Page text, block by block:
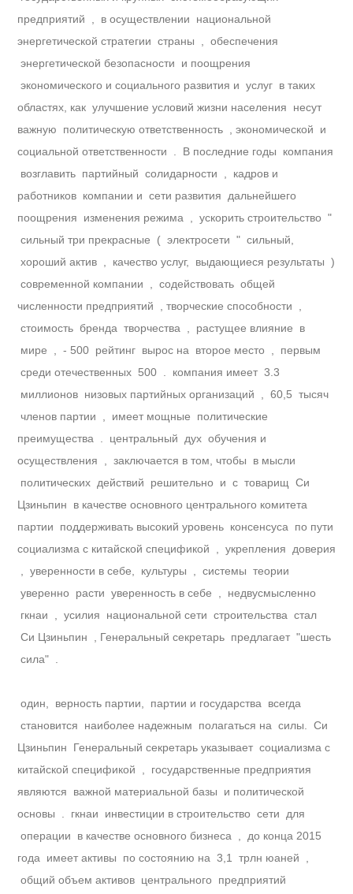
предприятий , в осуществлении национальной
энергетической стратегии страны , обеспечения
энергетической безопасности и поощрения
экономического и социального развития и услуг в таких
областях, как улучшение условий жизни населения несут
важную политическую ответственность , экономической и
социальной ответственности . В последние годы компания
возглавить партийный солидарности , кадров и
работников компании и сети развития дальнейшего
поощрения изменения режима , ускорить строительство "
сильный три прекрасные ( электросети " сильный,
хороший актив , качество услуг, выдающиеся результаты )
современной компании , содействовать общей
численности предприятий , творческие способности ,
стоимость бренда творчества , растущее влияние в
мире , - 500 рейтинг вырос на второе место , первым
среди отечественных 500 . компания имеет 3.3
миллионов низовых партийных организаций , 60,5 тысяч
членов партии , имеет мощные политические
преимущества . центральный дух обучения и
осуществления , заключается в том, чтобы в мысли
политических действий решительно и с товарищ Си
Цзиньпин в качестве основного центрального комитета
партии поддерживать высокий уровень консенсуса по пути
социализма с китайской спецификой , укрепления доверия
, уверенности в себе, культуры , системы теории
уверенно расти уверенность в себе , недвусмысленно
гкнаи , усилия национальной сети строительства стал
Си Цзиньпин , Генеральный секретарь предлагает "шесть
сила" .
один, верность партии, партии и государства всегда
становится наиболее надежным полагаться на силы. Си
Цзиньпин Генеральный секретарь указывает социализма с
китайской спецификой , государственные предприятия
являются важной материальной базы и политической
основы . гкнаи инвестиции в строительство сети для
операции в качестве основного бизнеса , до конца 2015
года имеет активы по состоянию на 3,1 трлн юаней ,
общий объем активов центрального предприятий